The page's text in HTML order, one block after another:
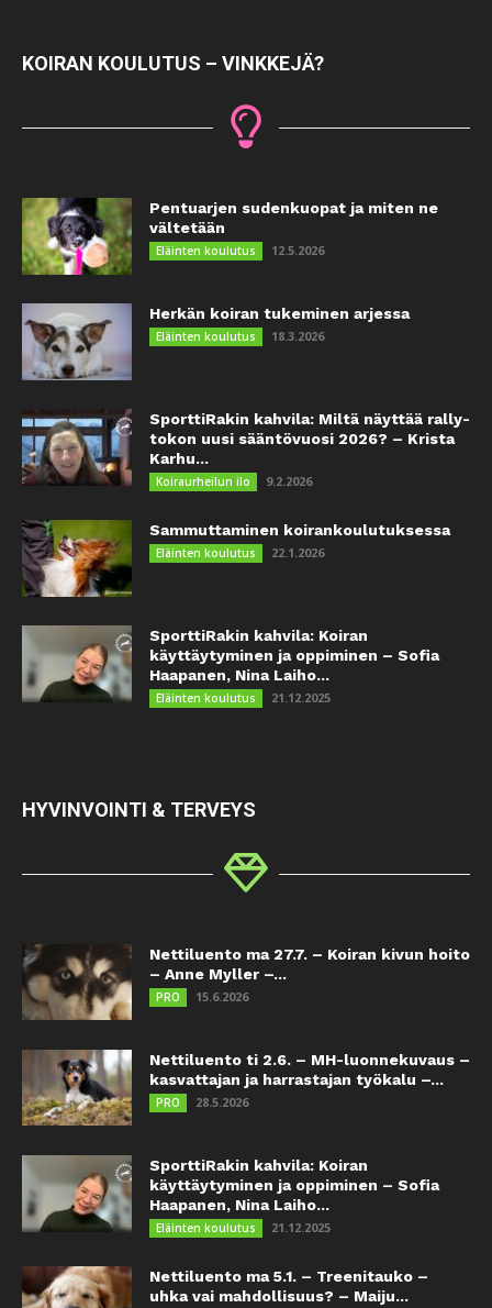
KOIRAN KOULUTUS – VINKKEJÄ?
Pentuarjen sudenkuopat ja miten ne
vältetään
Eläinten koulutus 12.5.2026
Herkän koiran tukeminen arjessa
Eläinten koulutus 18.3.2026
SporttiRakin kahvila: Miltä näyttää rally-
tokon uusi sääntövuosi 2026? – Krista
Karhu...
Koiraurheilun ilo 9.2.2026
Sammuttaminen koirankoulutuksessa
Eläinten koulutus 22.1.2026
SporttiRakin kahvila: Koiran
käyttäytyminen ja oppiminen – Sofia
Haapanen, Nina Laiho...
Eläinten koulutus 21.12.2025
HYVINVOINTI & TERVEYS
Nettiluento ma 27.7. – Koiran kivun hoito
– Anne Myller –...
PRO 15.6.2026
Nettiluento ti 2.6. – MH-luonnekuvaus –
kasvattajan ja harrastajan työkalu –...
PRO 28.5.2026
SporttiRakin kahvila: Koiran
käyttäytyminen ja oppiminen – Sofia
Haapanen, Nina Laiho...
Eläinten koulutus 21.12.2025
Nettiluento ma 5.1. – Treenitauko –
uhka vai mahdollisuus? – Maiju...